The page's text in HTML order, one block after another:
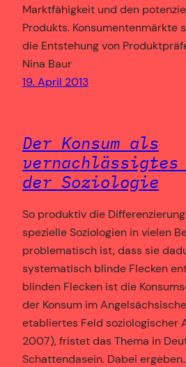
Marktfähigkeit und den
Produkts. Konsumentenmärkte
die Entstehung von
Nina Baur
19. April 2013
Der Konsum als
vernachlässigtes
der Soziologie
So produktiv die
spezielle Soziologien in vielen
problematisch ist, dass sie
systematisch blinde Flecken
blinden Flecken ist die
der Konsum im
etabliertes Feld soziologischer
2007), fristet das Thema in
Schattendasein. Dabei